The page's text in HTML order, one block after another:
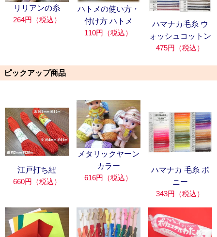
リリアンの糸
264円（税込）
ハトメの使い方・
付け方 ハトメ
110円（税込）
ハマナカ毛糸 ウ
ォッシュコットン
475円（税込）
ピックアップ商品
江戸打ち紐
660円（税込）
メタリックヤーン
カラー
616円（税込）
ハマナカ 毛糸 ボ
ニー
343円（税込）